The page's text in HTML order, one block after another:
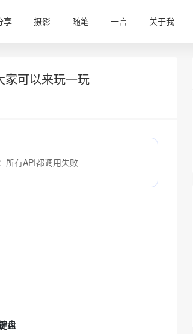
享 摄影 随笔 一言 关于我
家可以来玩一玩
所有API都调用失败
盘